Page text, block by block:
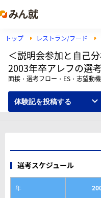
トップ レストラン/フード
＜説明会参加と自己
2003年卒アレフの選
面接・選考フロー・ES・志望動機
体験記を投稿する
選考スケジュール
年